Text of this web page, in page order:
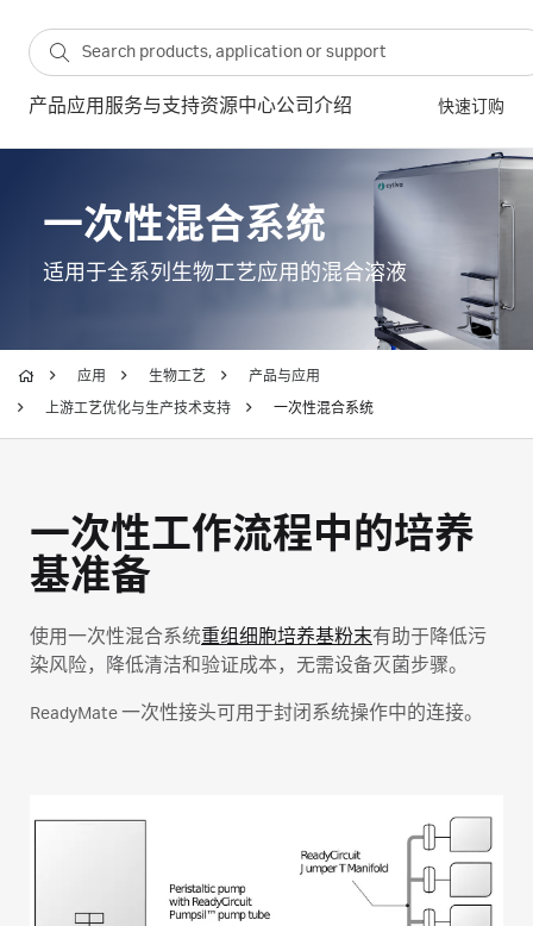
产品应用 服务与支持资源中心公司介绍 快速订购
一次性混合系统
适用于全系列生物工艺应用的混合溶液
应用 生物工艺 产品与应用
上游工艺优化与生产技术支持 一次性混合系统
一次性工作流程中的培养
基准备
使用一次性混合系统重组细胞培养基粉末有助于降低污
染风险，降低清洁和验证成本，无需设备灭菌步骤。
ReadyMate 一次性接头可用于封闭系统操作中的连接。